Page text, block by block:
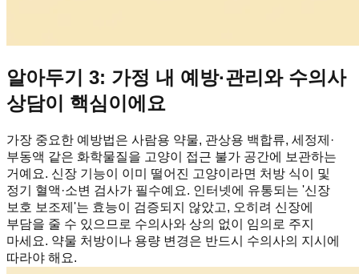
알아두기 3: 가정 내 예방·관리와 수의사
상담이 핵심이에요
가장 중요한 예방법은 사람용 약물, 관상용 백합류, 세정제·
부동액 같은 화학물질을 고양이 접근 불가 공간에 보관하는
거예요. 신장 기능이 이미 떨어진 고양이라면 처방 식이 및
정기 혈액·소변 검사가 필수예요. 인터넷에 유통되는 '신장
보호 보조제'는 효능이 검증되지 않았고, 오히려 신장에
부담을 줄 수 있으므로 수의사와 상의 없이 임의로 주지
마세요. 약물 처방이나 용량 변경은 반드시 수의사의 지시에
따라야 해요.